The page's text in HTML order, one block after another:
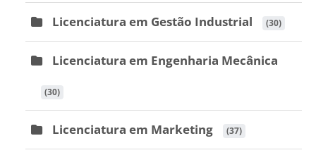
Licenciatura em Gestão Industrial (30)
Licenciatura em Engenharia Mecânica
(30)
Licenciatura em Marketing (37)